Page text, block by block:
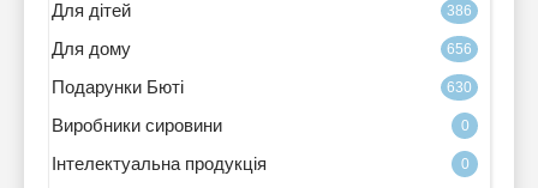
Для дітей 386
Для дому 656
Подарунки Бюті 630
Виробники сировини 0
Інтелектуальна продукція 0